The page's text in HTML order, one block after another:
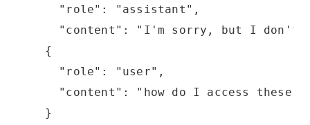
      "role": "assistant",
"content": "I'm sorry, but I don't
    {
      "role": "user",
"content": "how do I access these
    }